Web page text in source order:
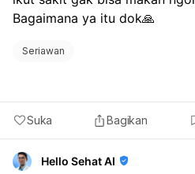
Bagaimana ya itu dok🙏
Seriawan
Suka Bagikan
Hello Sehat AI